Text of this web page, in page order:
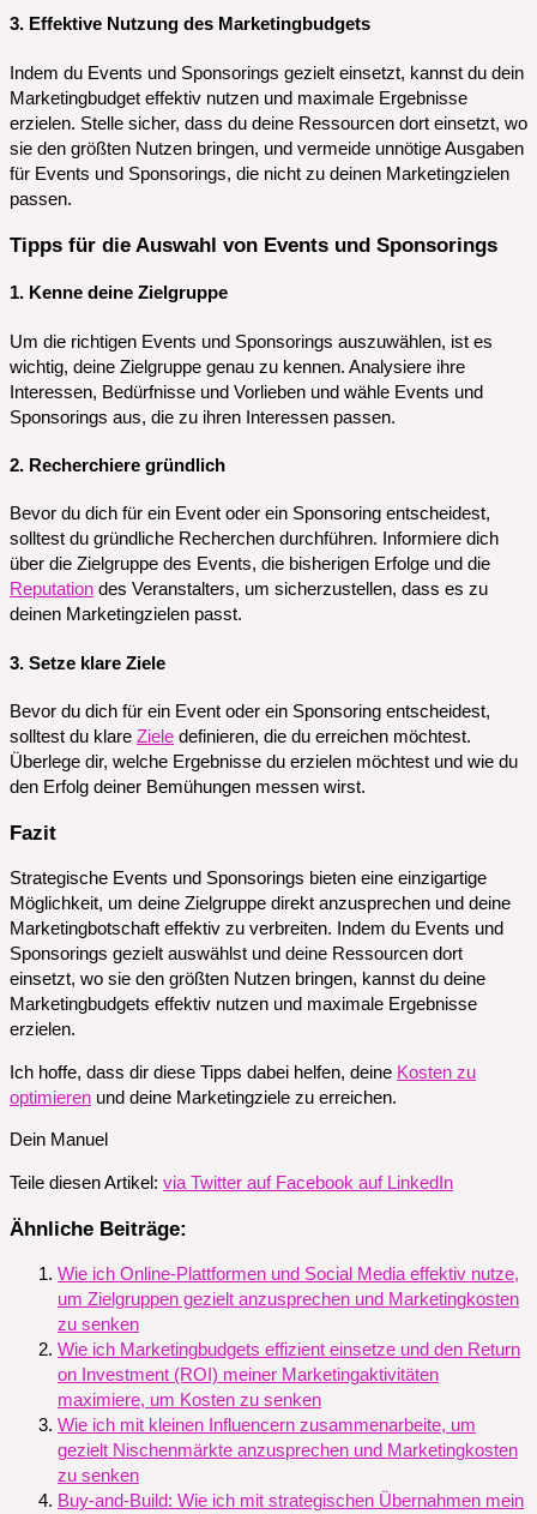
3. Effektive Nutzung des Marketingbudgets
Indem du Events und Sponsorings gezielt einsetzt, kannst du dein
Marketingbudget effektiv nutzen und maximale Ergebnisse
erzielen. Stelle sicher, dass du deine Ressourcen dort einsetzt, wo
sie den größten Nutzen bringen, und vermeide unnötige Ausgaben
für Events und Sponsorings, die nicht zu deinen Marketingzielen
passen.
Tipps für die Auswahl von Events und Sponsorings
1. Kenne deine Zielgruppe
Um die richtigen Events und Sponsorings auszuwählen, ist es
wichtig, deine Zielgruppe genau zu kennen. Analysiere ihre
Interessen, Bedürfnisse und Vorlieben und wähle Events und
Sponsorings aus, die zu ihren Interessen passen.
2. Recherchiere gründlich
Bevor du dich für ein Event oder ein Sponsoring entscheidest,
solltest du gründliche Recherchen durchführen. Informiere dich
über die Zielgruppe des Events, die bisherigen Erfolge und die
Reputation des Veranstalters, um sicherzustellen, dass es zu
deinen Marketingzielen passt.
3. Setze klare Ziele
Bevor du dich für ein Event oder ein Sponsoring entscheidest,
solltest du klare Ziele definieren, die du erreichen möchtest.
Überlege dir, welche Ergebnisse du erzielen möchtest und wie du
den Erfolg deiner Bemühungen messen wirst.
Fazit
Strategische Events und Sponsorings bieten eine einzigartige
Möglichkeit, um deine Zielgruppe direkt anzusprechen und deine
Marketingbotschaft effektiv zu verbreiten. Indem du Events und
Sponsorings gezielt auswählst und deine Ressourcen dort
einsetzt, wo sie den größten Nutzen bringen, kannst du deine
Marketingbudgets effektiv nutzen und maximale Ergebnisse
erzielen.
Ich hoffe, dass dir diese Tipps dabei helfen, deine Kosten zu
optimieren und deine Marketingziele zu erreichen.
Dein Manuel
Teile diesen Artikel: via Twitter auf Facebook auf LinkedIn
Ähnliche Beiträge:
Wie ich Online-Plattformen und Social Media effektiv nutze,
um Zielgruppen gezielt anzusprechen und Marketingkosten
zu senken
Wie ich Marketingbudgets effizient einsetze und den Return
on Investment (ROI) meiner Marketingaktivitäten
maximiere, um Kosten zu senken
Wie ich mit kleinen Influencern zusammenarbeite, um
gezielt Nischenmärkte anzusprechen und Marketingkosten
zu senken
Buy-and-Build: Wie ich mit strategischen Übernahmen mein